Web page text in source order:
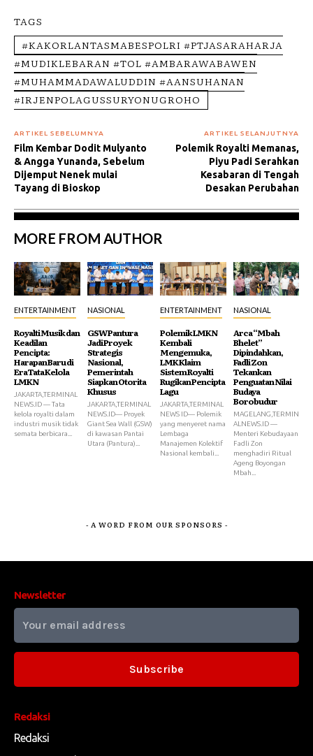
TAGS
#KAKORLANTASMABESPOLRI #PTJASARAHARJA
#MUDIKLEBARAN #TOL #AMBARAWABAWEN
#MUHAMMADAWALUDDIN #AANSUHANAN
#IRJENPOLAGUSSURYONUGROHO
ARTIKEL SEBELUMNYA
Film Kembar Dodit Mulyanto
& Angga Yunanda, Sebelum
Dijemput Nenek mulai
Tayang di Bioskop
ARTIKEL SELANJUTNYA
Polemik Royalti Memanas,
Piyu Padi Serahkan
Kesabaran di Tengah
Desakan Perubahan
MORE FROM AUTHOR
ENTERTAINMENT
Royalti Musik dan
Keadilan
Pencipta:
Harapan Baru di
Era Tata Kelola
LMKN
JAKARTA,TERMINAL
NEWS.ID — Tata
kelola royalti dalam
industri musik tidak
semata berbicara...
NASIONAL
GSW Pantura
Jadi Proyek
Strategis
Nasional,
Pemerintah
Siapkan Otorita
Khusus
JAKARTA,TERMINAL
NEWS.ID— Proyek
Giant Sea Wall (GSW)
di kawasan Pantai
Utara (Pantura)...
ENTERTAINMENT
Polemik LMKN
Kembali
Mengemuka,
LMK Klaim
Sistem Royalti
Rugikan Pencipta
Lagu
JAKARTA,TERMINAL
NEWS ID— Polemik
yang menyeret nama
Lembaga
Manajemen Kolektif
Nasional kembali...
NASIONAL
Arca “Mbah
Bhelet”
Dipindahkan,
Fadli Zon
Tekankan
Penguatan Nilai
Budaya
Borobudur
MAGELANG,TERMIN
ALNEWS.ID —
Menteri Kebudayaan
Fadli Zon
menghadiri Ritual
Ageng Boyongan
Mbah...
- A WORD FROM OUR SPONSORS -
Redaksi
Redaksi
Newsletter
Subscribe